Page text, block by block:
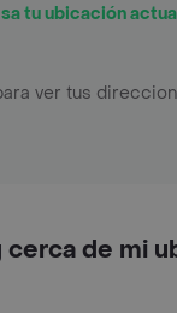
tu ubicación
ver tus
cerca de mi